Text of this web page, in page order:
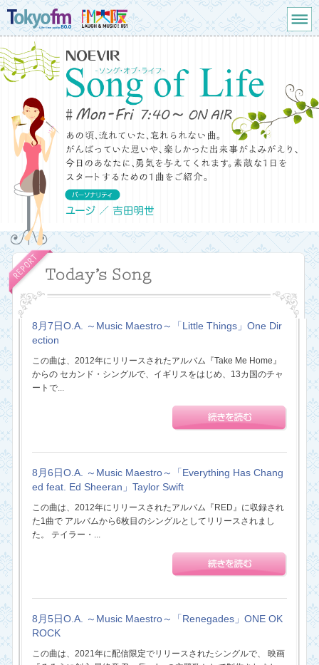
8月7日O.A. ～Music Maestro～「Little Things」One Dir
ection
この曲は、2012年にリリースされたアルバム『Take Me Home』
からの セカンド・シングルで、イギリスをはじめ、13カ国のチャ
ートで...
8月6日O.A. ～Music Maestro～「Everything Has Chang
ed feat. Ed Sheeran」Taylor Swift
この曲は、2012年にリリースされたアルバム『RED』に収録され
た1曲で アルバムから6枚目のシングルとしてリリースされまし
た。 テイラー・...
8月5日O.A. ～Music Maestro～「Renegades」ONE OK
ROCK
この曲は、2021年に配信限定でリリースされたシングルで、 映画